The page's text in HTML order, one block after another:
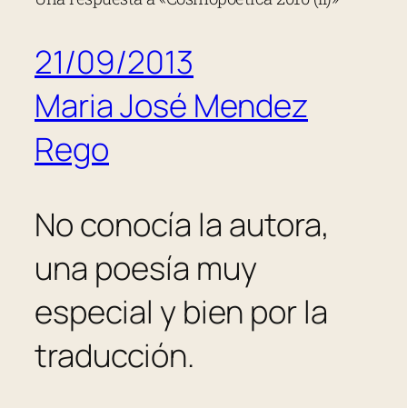
21/09/2013
Maria José Mendez
Rego
No conocía la autora,
una poesía muy
especial y bien por la
traducción.